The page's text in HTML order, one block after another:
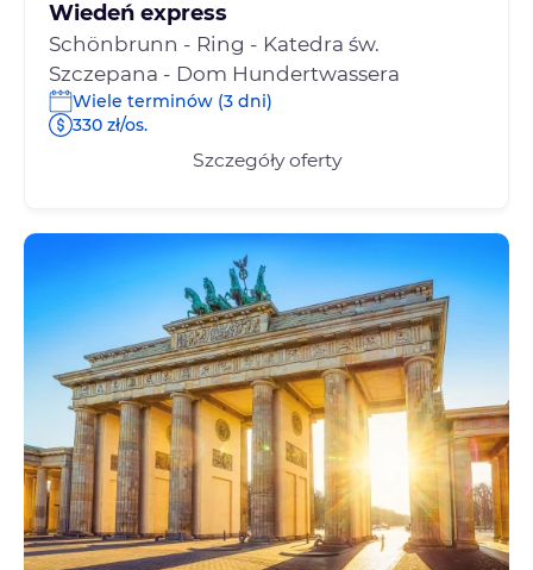
Wiedeń express
Schönbrunn - Ring - Katedra św.
Szczepana - Dom Hundertwassera
Wiele terminów (3 dni)
330 zł/os.
Szczegóły oferty